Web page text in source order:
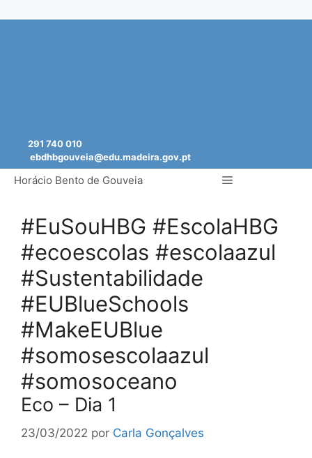
291 740 010
ebdhbgouveia@edu.madeira.gov.pt
Horácio Bento de Gouveia Menu
#EuSouHBG #EscolaHBG
#ecoescolas #escolaazul
#Sustentabilidade
#EUBlueSchools
#MakeEUBlue
#somosescolaazul
#somosoceano
Eco – Dia 1
23/03/2022 por Carla Gonçalves